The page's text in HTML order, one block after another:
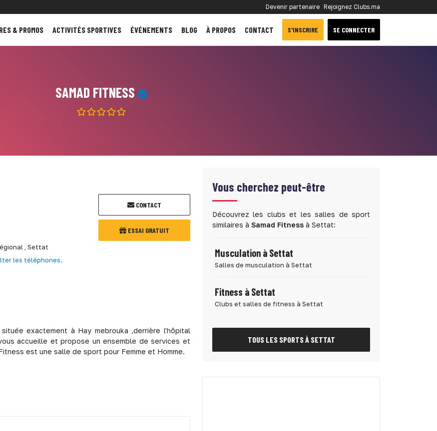
Devenir partenaire Rejoignez Clubs.ma
& PROMOS ACTIVITÉS SPORTIVES ÉVÉNEMENTS BLOG À PROPOS CONTACT S'INSCRIRE SE CONNECTER
SAMAD FITNESS
, Settat
les téléphones.
CONTACT
ESSAI GRATUIT
exactement à Hay mebrouka ,derrière l'hôpital
accueille et propose un ensemble de services et
est une salle de sport pour Femme et Homme.
Vous cherchez peut-être
Découvrez les clubs et les salles de sport
similaires à Samad Fitness à Settat:
Musculation à Settat
Salles de musculation à Settat
Fitness à Settat
Clubs et salles de fitness à Settat
TOUS LES SPORTS À SETTAT